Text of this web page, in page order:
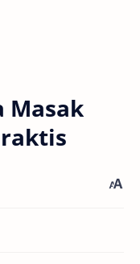
Masak